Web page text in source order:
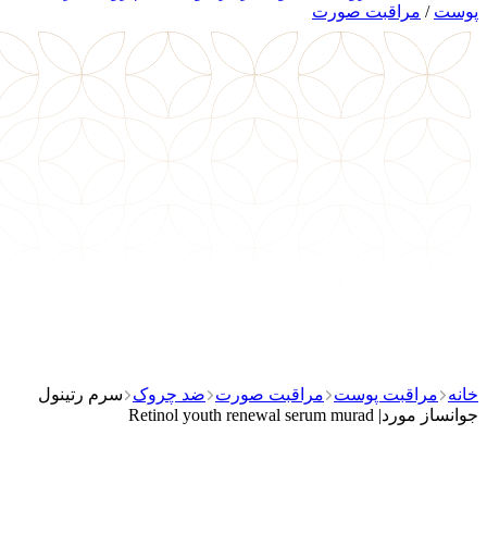
پوست / مراقبت صورت
خانه مراقبت پوست مراقبت صورت ضد چروک
سرم رتینول
جوانساز مورد| Retinol youth renewal serum murad